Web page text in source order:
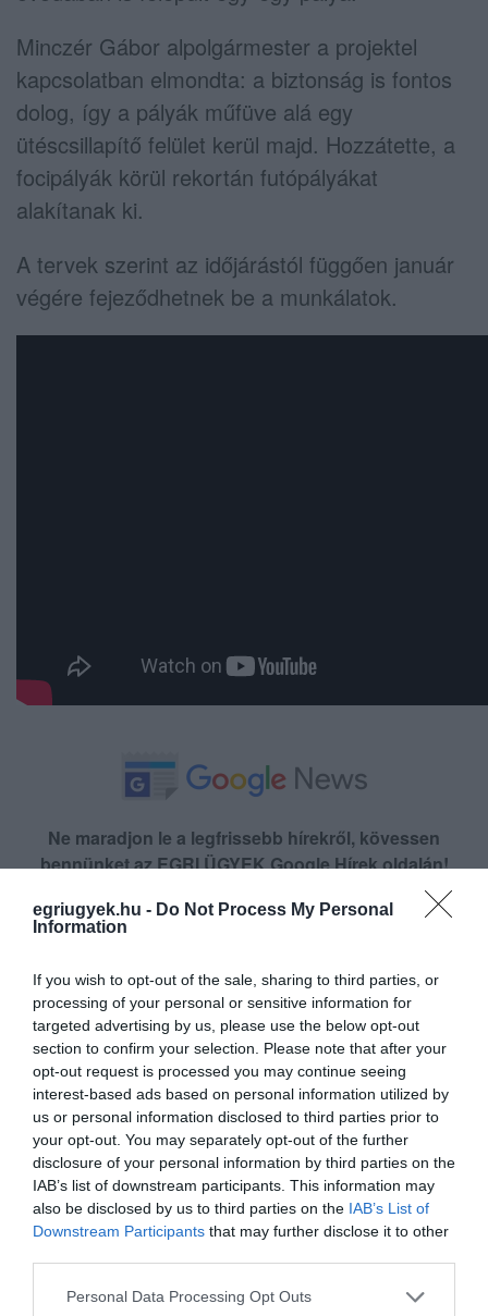
egriugyek.hu - Do Not Process My Personal
Information
If you wish to opt-out of the sale, sharing to third parties, or
processing of your personal or sensitive information for
targeted advertising by us, please use the below opt-out
section to confirm your selection. Please note that after your
opt-out request is processed you may continue seeing
interest-based ads based on personal information utilized by
us or personal information disclosed to third parties prior to
your opt-out. You may separately opt-out of the further
disclosure of your personal information by third parties on the
IAB’s list of downstream participants. This information may
also be disclosed by us to third parties on the IAB’s List of
Downstream Participants that may further disclose it to other
Please note that this website/app uses one or more Google
Personal Data Processing Opt Outs
Minczér Gábor alpolgármester a projektel
kapcsolatban elmondta: a biztonság is fontos
dolog, így a pályák műfüve alá egy
ütéscsillapítő felület kerül majd. Hozzátette, a
focipályák körül rekortán futópályákat
alakítanak ki.
A tervek szerint az időjárástól függően január
végére fejeződhetnek be a munkálatok.
Ne maradjon le a legfrissebb hírekről, kövessen
bennünket az EGRI ÜGYEK Google Hírek oldalán!
VISSZA A FŐOLDALRA
Legfrissebb híreink
TÖBB MINT EGY HÓNAP IS LEHET, MIRE
TELJESEN ÚJRAINDUL A P...